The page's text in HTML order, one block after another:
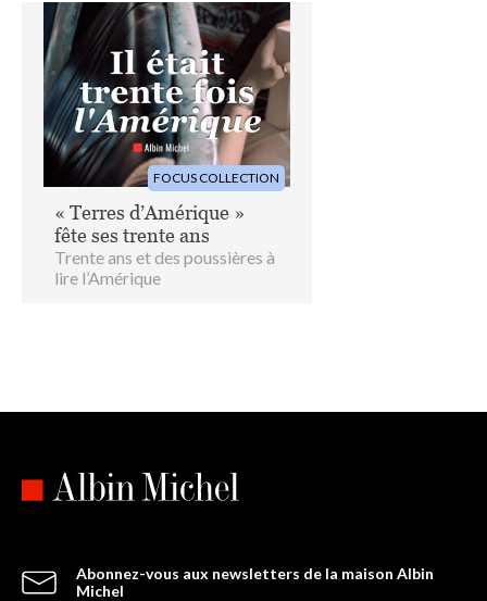
Image
FOCUS COLLECTION
« Terres d’Amérique »
fête ses trente ans
Trente ans et des poussières à
lire l’Amérique
Abonnez-vous aux newsletters de la maison Albin
Michel